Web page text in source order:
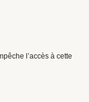
l’accès à cette